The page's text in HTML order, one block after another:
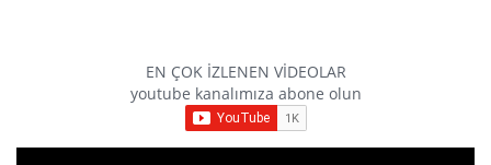
EN ÇOK İZLENEN VİDEOLAR
youtube kanalımıza abone olun